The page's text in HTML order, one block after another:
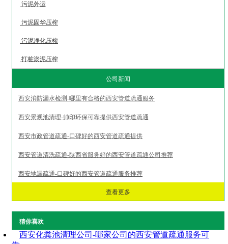
污泥外运
污泥固华压榨
污泥净化压榨
打桩淤泥压榨
公司新闻
西安消防漏水检测-哪里有合格的西安管道疏通服务
西安景观池清理-帅印环保可靠提供西安管道疏通
西安市政管道疏通-口碑好的西安管道疏通提供
西安管道清洗疏通-陕西省服务好的西安管道疏通公司推荐
西安地漏疏通-口碑好的西安管道疏通服务推荐
查看更多
猜你喜欢
西安化粪池清理公司-哪家公司的西安管道疏通服务可